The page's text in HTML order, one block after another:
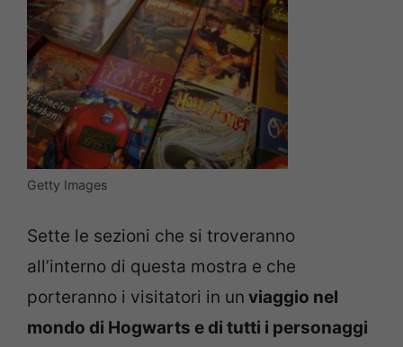
Getty Images
Sette le sezioni che si troveranno
all’interno di questa mostra e che
porteranno i visitatori in un viaggio nel
mondo di Hogwarts e di tutti i personaggi